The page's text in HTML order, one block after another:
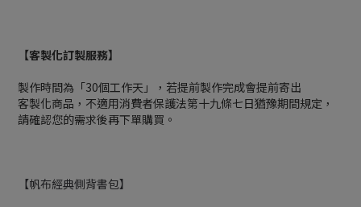
【客製化訂製服務】
製作時間為「30個工作天」，若提前製作完成會提前寄出
客製化商品，不適用消費者保護法第十九條七日猶豫期間規定，
請確認您的需求後再下單購買。
【帆布經典側背書包】